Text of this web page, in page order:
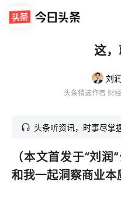
这
刘
头条精选作者 财
头条听资讯，时事尽掌
（本文首发于“刘润
和我一起洞察商业本